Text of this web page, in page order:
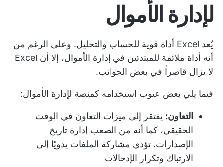
لإدارة الأموال
يُعد Excel أداة قوية للحساب والتحليل. وعلى الرغم من
أنه أداة ملائمة للمبتدئين في إدارة الأموال، إلا أن Excel
لا يزال قاصراً في بعض الجوانب.
فيما يلي بعض عيوب استخدامه كمنصة لإدارة الأموال:
التعاون: يفتقر إلى ميزات التعاون في الوقت
الحقيقي، كما أنه من الصعب إدارة تاريخ
الإصدارات. تؤدي مشاركة الملفات يدويًا إلى
الارتباك وتكرار الإدخالات